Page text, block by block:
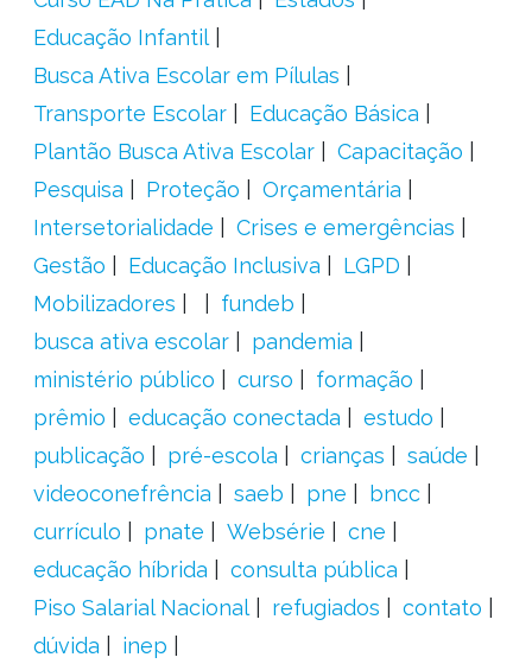
Educação Infantil
Busca Ativa Escolar em Pílulas
Transporte Escolar
Educação Básica
Plantão Busca Ativa Escolar
Capacitação
Pesquisa
Proteção
Orçamentária
Intersetorialidade
Crises e emergências
Gestão
Educação Inclusiva
LGPD
Mobilizadores
fundeb
busca ativa escolar
pandemia
ministério público
curso
formação
prêmio
educação conectada
estudo
publicação
pré-escola crianças
saúde
videoconefrência
saeb pne
bncc
currículo
pnate Websérie
cne
educação híbrida
consulta pública
Piso Salarial Nacional
refugiados
contato
dúvida
inep